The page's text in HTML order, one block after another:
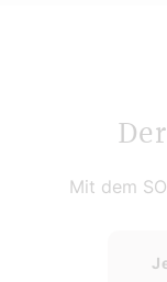
Mit dem